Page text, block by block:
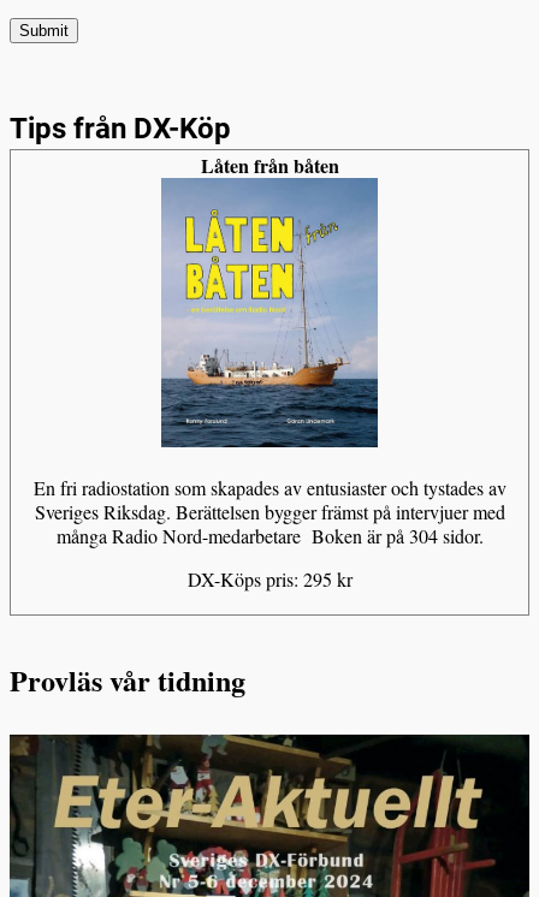
Tips från DX-Köp
Låten från båten
En fri radiostation som skapades av entusiaster och tystades av
Sveriges Riksdag. Berättelsen bygger främst på intervjuer med
många Radio Nord-medarbetare Boken är på 304 sidor.
DX-Köps pris: 295 kr
Provläs vår tidning